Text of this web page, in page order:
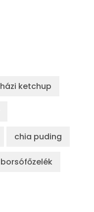
házi ketchup
chia puding
borsófőzelék